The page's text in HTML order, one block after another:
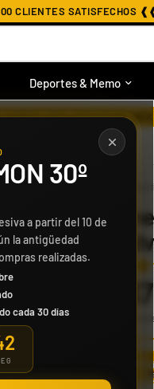
CLIENTES SATISFECHOS
Deportes & Memo
30º
a partir del 10 de
la antigüedad
realizadas.
cada 30 días
OP15 ADVENTURE ON
167
Sin